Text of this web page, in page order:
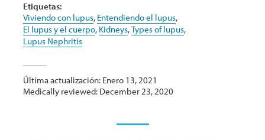
Etiquetas:
Viviendo con lupus, Entendiendo el lupus,
El lupus y el cuerpo, Kidneys,Types of lupus,
Lupus Nephritis
Última actualización: Enero 13, 2021
Medically reviewed: December 23, 2020